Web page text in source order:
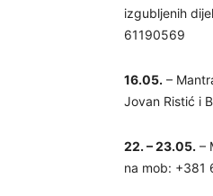
izgubljenih
61190569
16.05. –
Jovan Ristić i
22. – 23.05. –
na mob: +381